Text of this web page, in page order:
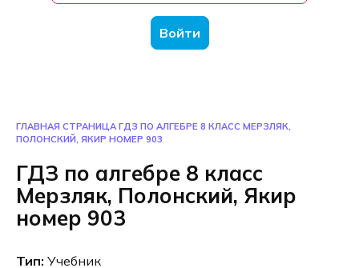
Войти
ГЛАВНАЯ СТРАНИЦА ГДЗ ПО АЛГЕБРЕ 8 КЛАСС МЕРЗЛЯК,
ПОЛОНСКИЙ, ЯКИР НОМЕР 903
ГДЗ по алгебре 8 класс
Мерзляк, Полонский, Якир
номер 903
Тип: Учебник